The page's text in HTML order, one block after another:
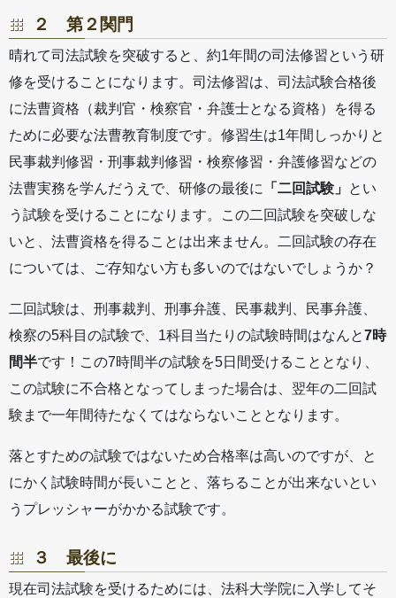
２ 第２関門
晴れて司法試験を突破すると、約1年間の司法修習という研
修を受けることになります。司法修習は、司法試験合格後
に法曹資格（裁判官・検察官・弁護士となる資格）を得る
ために必要な法曹教育制度です。修習生は1年間しっかりと
民事裁判修習・刑事裁判修習・検察修習・弁護修習などの
法曹実務を学んだうえで、研修の最後に
「二回試験」 とい
う試験を受けることになります。この二回試験を突破しな
いと、法曹資格を得ることは出来ません。二回試験の存在
については、ご存知ない方も多いのではないでしょうか？
二回試験は、刑事裁判、刑事弁護、民事裁判、民事弁護、
検察の5科目の試験で、1科目当たりの試験時間はなんと7時
間半です！この7時間半の試験を5日間受けることとなり、
この試験に不合格となってしまった場合は、翌年の二回試
験まで一年間待たなくてはならないこととなります。
落とすための試験ではないため合格率は高いのですが、と
にかく試験時間が長いことと、落ちることが出来ないとい
うプレッシャーがかかる試験です。
３ 最後に
現在司法試験を受けるためには、法科大学院に入学してそ